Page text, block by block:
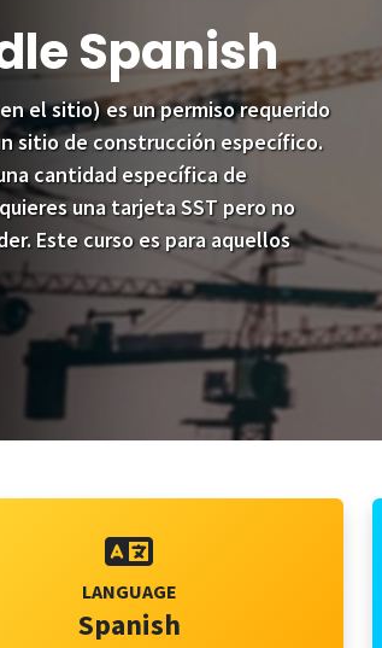
Spanish
el sitio) es un permiso requerido
sitio de construcción específico.
cantidad específica de
una tarjeta SST pero no
Este curso es para aquellos
LANGUAGE
Spanish